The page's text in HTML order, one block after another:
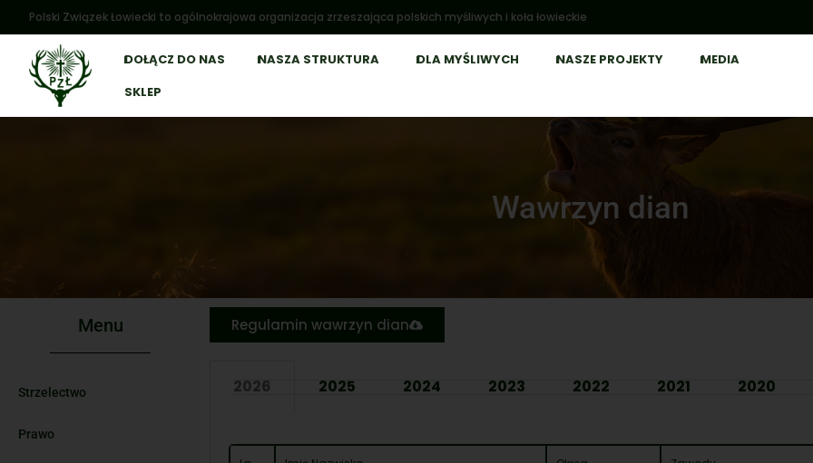
Polski Związek Łowiecki to ogólnokrajowa organizacja zrzeszająca polskich myśliwych i koła łowieckie
DOŁĄCZ DO NAS NASZA STRUKTURA DLA MYŚLIWYCH NASZE PROJEKTY
MEDIA
SKLEP
Wawrzyn dian
Menu
Strzelectwo
Prawo
Regulamin wawrzyn dian
2026 2025 2024 2023 2022 2021 2020